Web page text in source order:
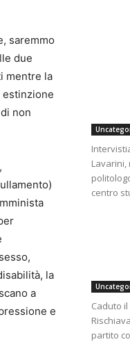
saremmo
due
mentre la
estinzione
non
la
a
e
centro
Caduto
partito